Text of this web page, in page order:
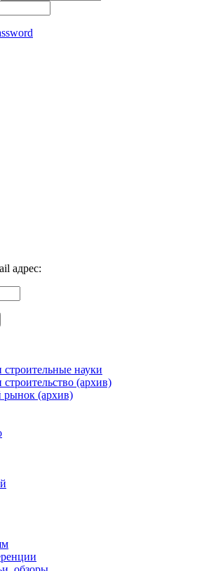
адрес:
строительные науки
(архив)
рынок (архив)